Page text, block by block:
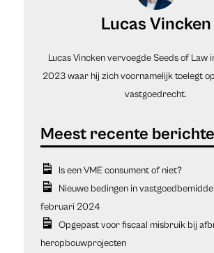
Lucas Vincken
Lucas Vincken vervoegde Seeds of Law
2023 waar hij zich voornamelijk toelegt
vastgoedrecht.
Is een VME consument of niet?
Nieuwe bedingen in
februari 2024
Opgepast voor fiscaal misbruik bij
heropbouwprojecten